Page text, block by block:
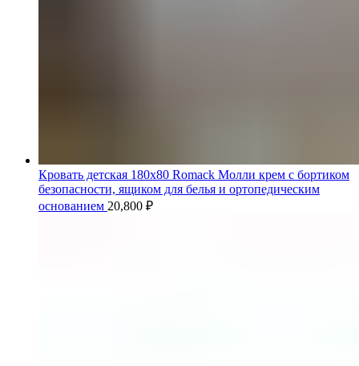
Кровать детская 180x80 Romack Молли крем с бортиком
безопасности, ящиком для белья и ортопедическим
основанием 20,800 ₽